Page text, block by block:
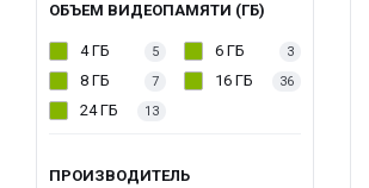
ОБЪЕМ ВИДЕОПАМЯТИ (ГБ)
4 ГБ 5 6 ГБ 3
8 ГБ 7 16 ГБ 36
24 ГБ 13
ПРОИЗВОДИТЕЛЬ